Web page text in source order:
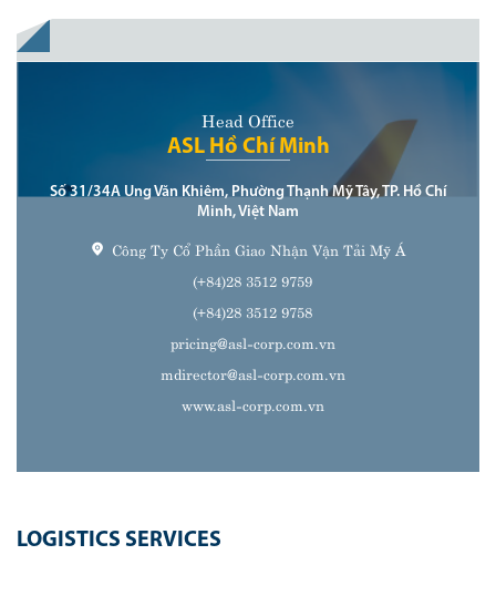
Head Office
ASL Hồ Chí Minh
Số 31/34A Ung Văn Khiêm, Phường Thạnh Mỹ Tây, TP. Hồ Chí
Minh, Việt Nam
Công Ty Cổ Phần Giao Nhận Vận Tải Mỹ Á
(+84)28 3512 9759
(+84)28 3512 9758
pricing@asl-corp.com.vn
mdirector@asl-corp.com.vn
www.asl-corp.com.vn
LOGISTICS SERVICES